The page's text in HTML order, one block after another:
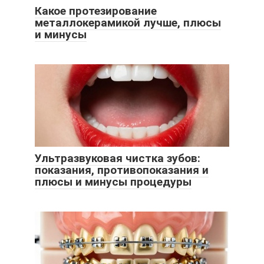
Какое протезирование
металлокерамикой лучше, плюсы
и минусы
Ультразвуковая чистка зубов:
показания, противопоказания и
плюсы и минусы процедуры